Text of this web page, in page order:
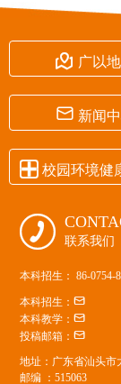
 广以
 新闻
 校园环境健
 联系我们
本科招生： 86-0754-
本科招生：
本科教学：
投稿邮箱：
地址：广东省汕头市
邮编 ：515063